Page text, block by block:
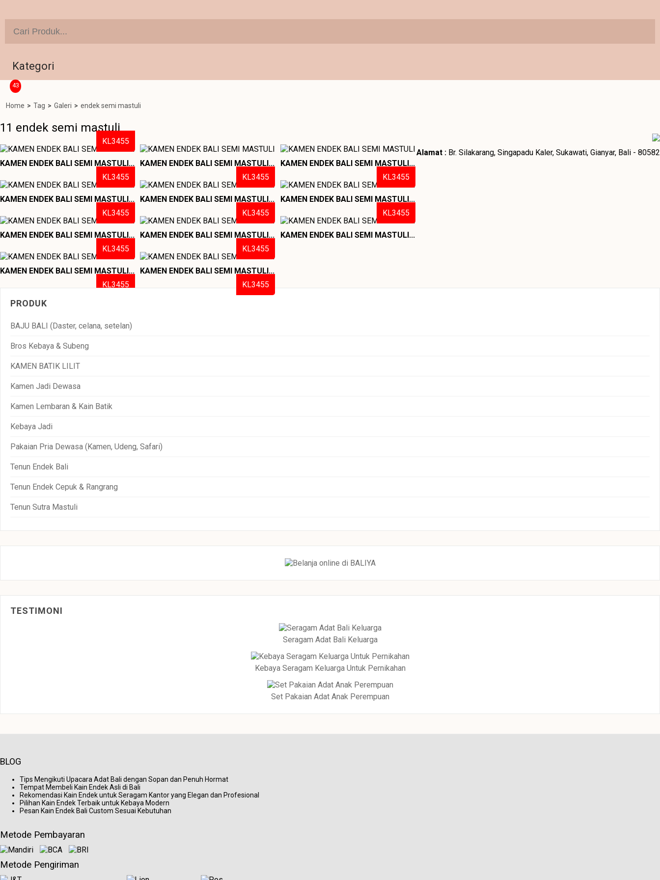
Kategori
43
Home > Tag > Galeri > endek semi mastuli
11 endek semi mastuli
Alamat : Br. Silakarang, Singapadu Kaler, Sukawati, Gianyar, Bali - 80582
KL3455
KAMEN ENDEK BALI SEMI MASTULI...
KL3455
KAMEN ENDEK BALI SEMI MASTULI...
KL3455
KAMEN ENDEK BALI SEMI MASTULI...
KL3455
KAMEN ENDEK BALI SEMI MASTULI...
KL3455
KAMEN ENDEK BALI SEMI MASTULI...
KL3455
KAMEN ENDEK BALI SEMI MASTULI...
KL3455
KAMEN ENDEK BALI SEMI MASTULI...
KL3455
KAMEN ENDEK BALI SEMI MASTULI...
KL3455
KAMEN ENDEK BALI SEMI MASTULI...
KL3455
KAMEN ENDEK BALI SEMI MASTULI...
KL3455
KAMEN ENDEK BALI SEMI MASTULI...
PRODUK
BAJU BALI (Daster, celana, setelan)
Bros Kebaya & Subeng
KAMEN BATIK LILIT
Kamen Jadi Dewasa
Kamen Lembaran & Kain Batik
Kebaya Jadi
Pakaian Pria Dewasa (Kamen, Udeng, Safari)
Tenun Endek Bali
Tenun Endek Cepuk & Rangrang
Tenun Sutra Mastuli
TESTIMONI
Seragam Adat Bali Keluarga
Kebaya Seragam Keluarga Untuk Pernikahan
Set Pakaian Adat Anak Perempuan
BLOG
Tips Mengikuti Upacara Adat Bali dengan Sopan dan Penuh Hormat
Tempat Membeli Kain Endek Asli di Bali
Rekomendasi Kain Endek untuk Seragam Kantor yang Elegan dan Profesional
Pilihan Kain Endek Terbaik untuk Kebaya Modern
Pesan Kain Endek Bali Custom Sesuai Kebutuhan
Metode Pembayaran
Metode Pengiriman